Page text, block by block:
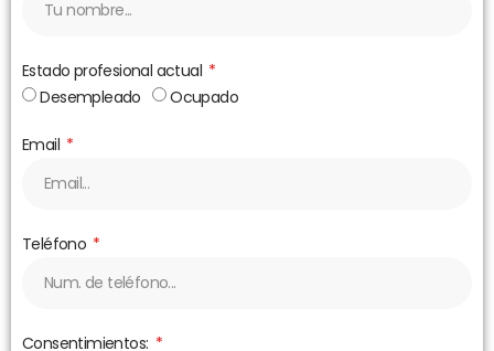
Estado profesional actual
Desempleado
Ocupado
Email
Teléfono
Consentimientos: